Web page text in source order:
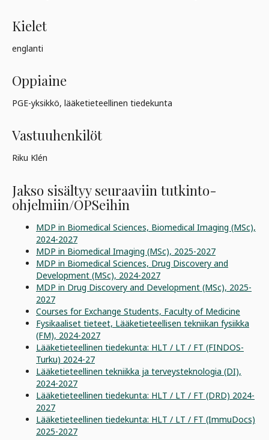
Kielet
englanti
Oppiaine
PGE-yksikkö, lääketieteellinen tiedekunta
Vastuuhenkilöt
Riku Klén
Jakso sisältyy seuraaviin tutkinto-
ohjelmiin/OPSeihin
MDP in Biomedical Sciences, Biomedical Imaging (MSc),
2024-2027
MDP in Biomedical Imaging (MSc), 2025-2027
MDP in Biomedical Sciences, Drug Discovery and
Development (MSc), 2024-2027
MDP in Drug Discovery and Development (MSc), 2025-
2027
Courses for Exchange Students, Faculty of Medicine
Fysikaaliset tieteet, Lääketieteellisen tekniikan fysiikka
(FM), 2024-2027
Lääketieteellinen tiedekunta: HLT / LT / FT (FINDOS-
Turku) 2024-27
Lääketieteellinen tekniikka ja terveysteknologia (DI),
2024-2027
Lääketieteellinen tiedekunta: HLT / LT / FT (DRD) 2024-
2027
Lääketieteellinen tiedekunta: HLT / LT / FT (ImmuDocs)
2025-2027